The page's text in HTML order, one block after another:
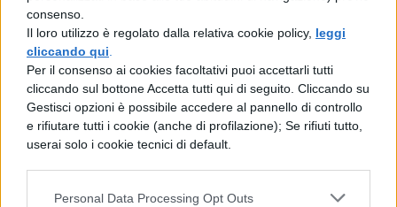
consenso.
Il loro utilizzo è regolato dalla relativa cookie policy, leggi
cliccando qui
Per il consenso ai cookies facoltativi puoi accettarli tutti
cliccando sul bottone Accetta tutti qui di seguito. Cliccando su
Gestisci opzioni è possibile accedere al pannello di controllo
e rifiutare tutti i cookie (anche di profilazione); Se rifiuti tutto,
userai solo i cookie tecnici di default.
Personal Data Processing Opt Outs
Autora de 'Caperucita se come al lobo':
"Retirar libros como el mío es
contraproducente"
https://t.co/ahqUu7e8zP
— La Tercera (@latercera)31 Ottobre 2015